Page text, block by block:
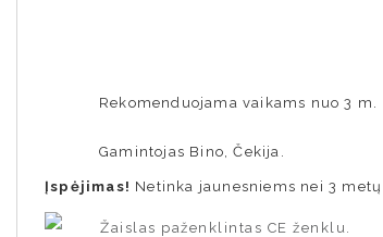
Rekomenduojama vaikams nuo 3 m.
Gamintojas Bino, Čekija.
Įspėjimas! Netinka jaunesniems nei 3
Žaislas paženklintas CE ženklu.